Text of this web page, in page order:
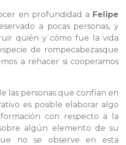
en profundidad a Felipe
a pocas personas, y
quién y cómo fue la vida
de rompecabezasque
a rehacer si cooperamos
las personas que confían en
es posible elaborar algo
con respecto a la
algún elemento de su
no se observe en esta